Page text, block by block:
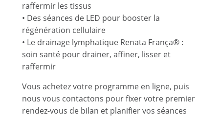
raffermir les tissus
• Des séances de LED pour booster la
régénération cellulaire
• Le drainage lymphatique Renata França® :
soin santé pour drainer, affiner, lisser et
raffermir
Vous achetez votre programme en ligne, puis
nous vous contactons pour fixer votre premier
rendez-vous de bilan et planifier vos séances